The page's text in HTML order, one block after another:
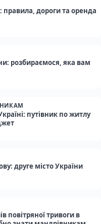
правила, дороги та оренда
розбираємося, яка вам
путівник по житлу
друге місто України
повітряної тривоги в